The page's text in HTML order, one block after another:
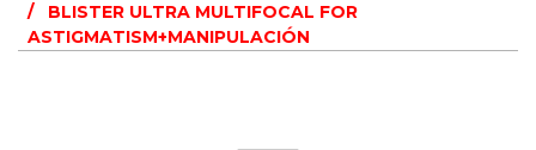
BLISTER ULTRA MULTIFOCAL FOR
ASTIGMATISM+MANIPULACIÓN